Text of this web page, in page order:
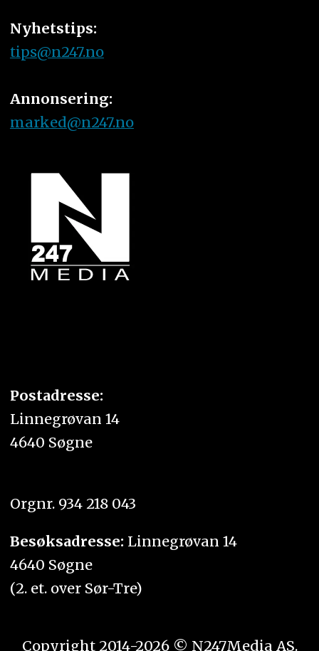
Nyhetstips:
tips@n247.no
Annonsering:
marked@n247.no
Postadresse:
Linnegrøvan 14
4640 Søgne
Orgnr. 934 218 043
Besøksadresse: Linnegrøvan 14
4640 Søgne
(2. et. over Sør-Tre)
Copyright 2014-2026 © N247Media AS.